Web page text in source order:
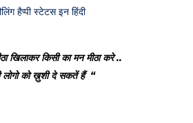
हैप्पी स्टेटस इन हिंदी
खिलाकर किसी का मन मीठा करे ..
लोगो को ख़ुशी दे सकतें हैं “